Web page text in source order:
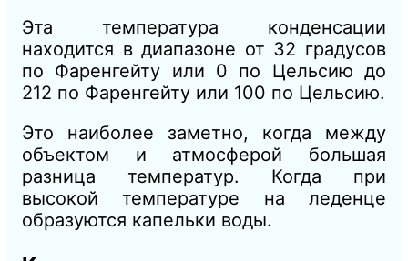
Эта температура конденсации
находится в диапазоне от 32 градусов
по Фаренгейту или 0 по Цельсию до
212 по Фаренгейту или 100 по Цельсию.
Это наиболее заметно, когда между
объектом и атмосферой большая
разница температур. Когда при
высокой температуре на леденце
образуются капельки воды.